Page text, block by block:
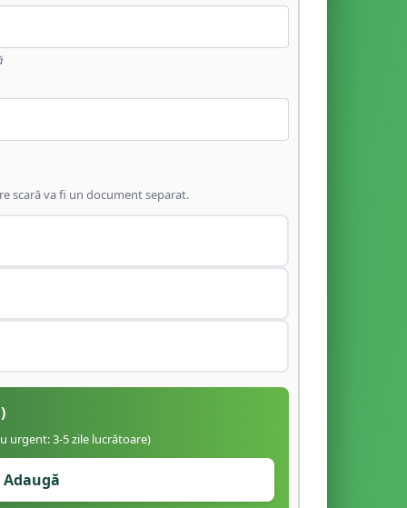
scară va fi un document separat.
urgent: 3-5 zile lucrătoare)
Adaugă